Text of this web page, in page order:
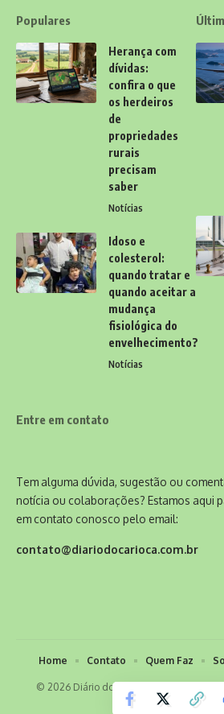
Populares
Herança com
dívidas:
confira o que
os herdeiros
de
propriedades
rurais
precisam
saber
Notícias
Idoso e
colesterol:
quando tratar e
quando aceitar a
mudança
fisiológica do
envelhecimento?
Notícias
Entre em contato
Tem alguma dúvida, sugestão ou
notícia ou colaborações? Estamos aqui
em contato conosco pelo email:
contato@diariodocarioca.com.br
© 2026 Diário do Carioca -
(11)91754-6532
Home Contato Quem Faz